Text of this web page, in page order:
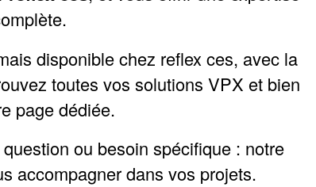
disponible chez reflex ces, avec la
toutes vos solutions VPX et bien
page dédiée.
ou besoin spécifique : notre
accompagner dans vos projets.